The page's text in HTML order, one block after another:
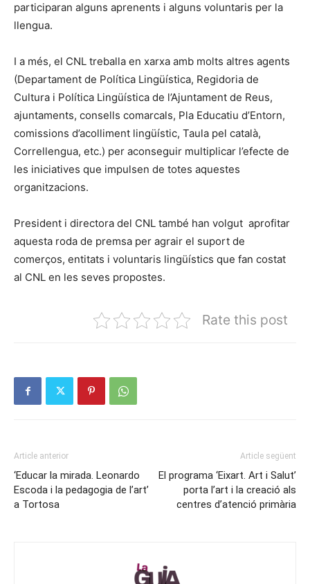
participaran alguns aprenents i alguns voluntaris per la
llengua.
I a més, el CNL treballa en xarxa amb molts altres agents
(Departament de Política Lingüística, Regidoria de
Cultura i Política Lingüística de l’Ajuntament de Reus,
ajuntaments, consells comarcals, Pla Educatiu d’Entorn,
comissions d’acolliment lingüístic, Taula pel català,
Correllengua, etc.) per aconseguir multiplicar l’efecte de
les iniciatives que impulsen de totes aquestes
organitzacions.
President i directora del CNL també han volgut aprofitar
aquesta roda de premsa per agrair el suport de
comerços, entitats i voluntaris lingüístics que fan costat
al CNL en les seves propostes.
Rate this post
Article anterior
‘Educar la mirada. Leonardo
Escoda i la pedagogia de l’art’
a Tortosa
Article següent
El programa ‘Eixart. Art i Salut’
porta l’art i la creació als
centres d’atenció primària